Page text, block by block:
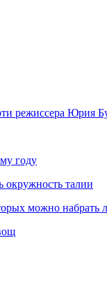
режиссера Юрия
году
окружность талии
можно набрать